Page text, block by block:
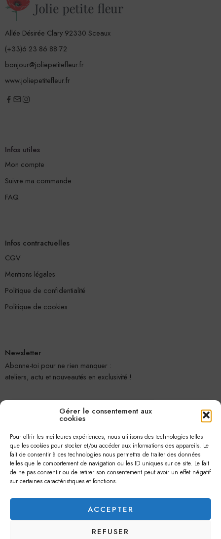
Gérer le consentement aux
cookies
Pour offrir les meilleures expériences, nous utilisons des technologies telles
que les cookies pour stocker et/ou accéder aux informations des appareils. Le
fait de consentir à ces technologies nous permettra de traiter des données
telles que le comportement de navigation ou les ID uniques sur ce site. Le fait
de ne pas consentir ou de retirer son consentement peut avoir un effet négatif
sur certaines caractéristiques et fonctions.
ACCEPTER
REFUSER
Allée Désirée Clary 92330 Sceaux
(+33)6 23 86 88 72
bonjour@joliepetitefleur.fr
www.joliepetitefleur.fr
Infos utiles
Mon compte
Suivre ma commande
FAQ
Infos contractuelles
CGV
Mentions légales
Politique de confidentialité
Politique de cookies
Newsletter
Abonne-toi pour ne rien manquer :
ateliers, actu et nouveautés en exclusivité !
Je m'abonne